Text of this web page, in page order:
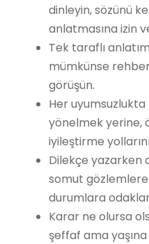
dinleyin, sözünü
anlatmasına izin
Tek taraflı
mümkünse
görüşün.
Her uyumsuzlukta
yönelmek yerine,
iyileştirme
Dilekçe yazarken
somut
durumlara
Karar ne olursa
şeffaf ama yaşına